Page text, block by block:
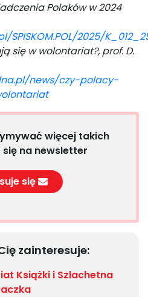
Polaków w 2024
2025/
się w wolontariat?, prof. D.
news/czy-polacy-
więcej takich
na newsletter
się
zainteresuje:
Książki i Szlachetna